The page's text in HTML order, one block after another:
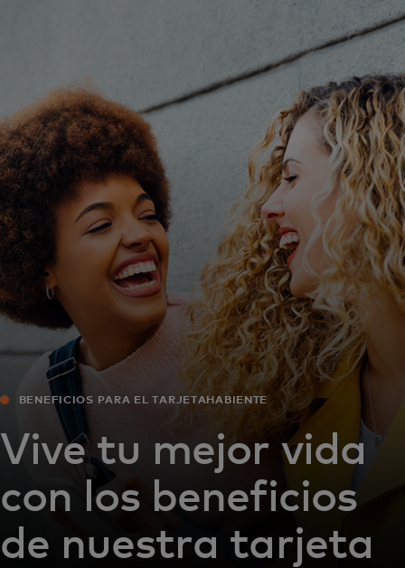
Para empresas
Para el mundo
Para innovadores
Noticias y tendencias
BENEFICIOS PARA EL TARJETAHABIENTE
Vive tu mejor vida
con los beneficios
de nuestra tarjeta